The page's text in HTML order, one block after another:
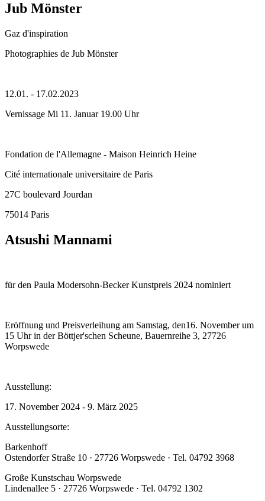
Jub Mönster
Gaz d'inspiration
Photographies de Jub Mönster
12.01. - 17.02.2023
Vernissage Mi 11. Januar 19.00 Uhr
Fondation de l'Allemagne - Maison Heinrich Heine
Cité internationale universitaire de Paris
27C boulevard Jourdan
75014 Paris
Atsushi Mannami
für den Paula Modersohn-Becker Kunstpreis 2024 nominiert
Eröffnung und Preisverleihung am Samstag, den16. November um
15 Uhr in der Böttjer'schen Scheune, Bauernreihe 3, 27726
Worpswede
Ausstellung:
17. November 2024 - 9. März 2025
Ausstellungsorte:
Barkenhoff
Ostendorfer Straße 10 · 27726 Worpswede · Tel. 04792 3968
Große Kunstschau Worpswede
Lindenallee 5 · 27726 Worpswede · Tel. 04792 1302